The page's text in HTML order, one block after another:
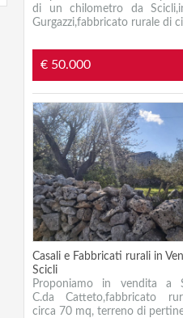
di un chilometro da
Gurgazzi,fabbricato rurale di
€ 50.000
Casali e Fabbricati rurali in
Scicli
Proponiamo in vendita a
C.da Catteto,fabbricato
circa 70 mq, terreno di